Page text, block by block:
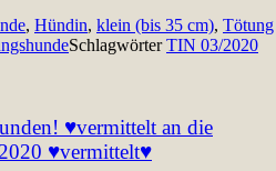
, Hündin, klein (bis 35 cm), Tötung
SchlagwörterTIN 03/2020
♥vermittelt an die
♥vermittelt♥